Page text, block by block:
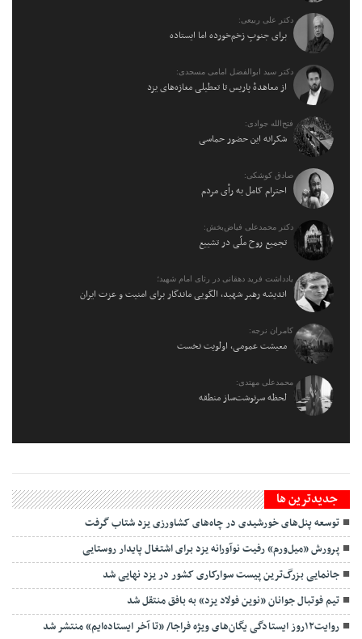
دکتر علی ربیعی:
برای جنوبِ زخم‌خورده اما ایستاده
دکتر سید ابوالفضل امامی مسجدی:
از معاهدهٔ پاریس تا تعطیلی مغازه‌های یزد
فتح‌الله جوادی:
شکرانه این حضور حماسی
صادق کوشکی:
احترام کامل به رأی مردم
دکتر محمدعلی فیاض‌بخش:
تجمیع روح ملّی در تشییع
یادداشت فرید دهقانی در رثای امام شهید؛
اندیشه رهبر شهید، الگویی ماندگار برای امنیت و عزت ایران
کامران نرجه:
معیشت عمومی، اولویت نخست
محمدعلی مهتدی:
لحظه سرنوشت‌ساز منطقه
جديدترين ها
توسعه پنل‌های خورشیدی در چاه‌های کشاورزی یزد شتاب گرفت
پرورش «میل‌ورم» رفیت نوآورانه یزد برای اشتغال پایدار روستایی
جانمایی بزرگ‌ترین پیست سوارکاری کشور در یزد نهایی شد
تیم فوتبال جوانان «نوین فولاد یزد» به بافق منتقل شد
روایت۱۲روز ایستادگی یگان‌های ویژه فراجا/ «تا آخر ایستاده‌ایم» منتشر شد